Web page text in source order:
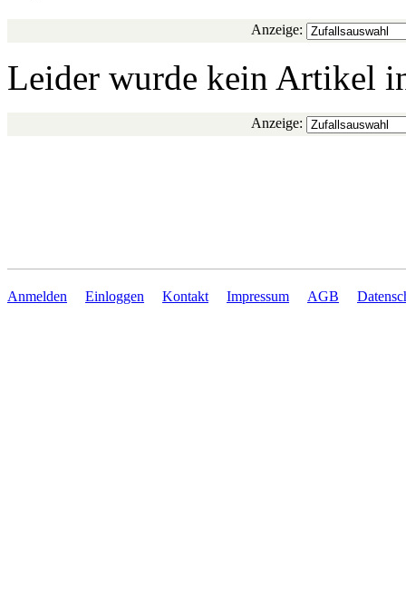
Anzeige:
Leider wurde kein Artikel
Anzeige:
Anmelden Einloggen Kontakt Impressum AGB